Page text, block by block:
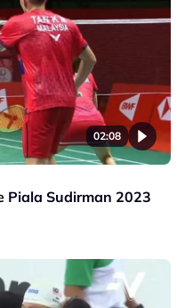
02:08
Piala Sudirman 2023